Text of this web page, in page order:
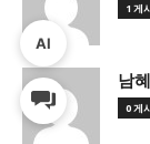
1 게
남
0 게
AI